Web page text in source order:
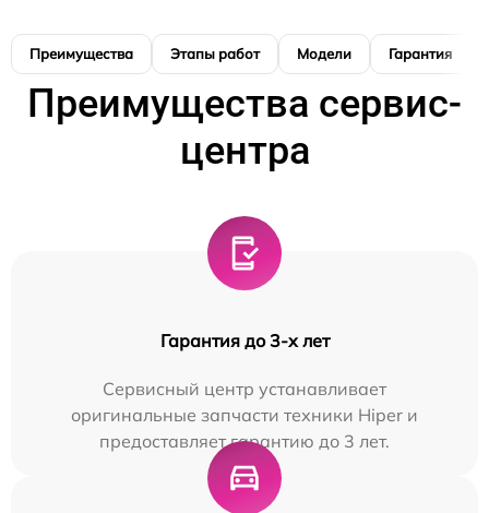
Преимущества Этапы работ Модели Гарантия
Преимущества сервис-
центра
Гарантия до 3-х лет
Сервисный центр устанавливает
оригинальные запчасти техники Hiper и
предоставляет гарантию до 3 лет.